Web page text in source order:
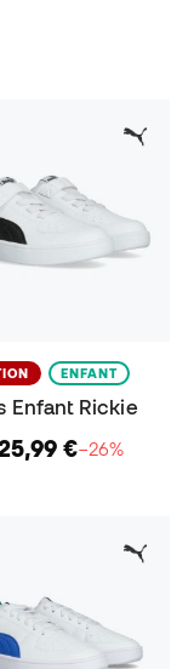
ENFANT
Enfant Rickie
€−26%